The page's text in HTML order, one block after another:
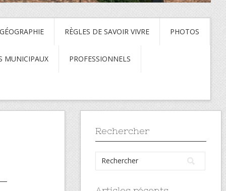
RÈGLES DE SAVOIR VIVRE PHOTOS
MUNICIPAUX PROFESSIONNELS
Rechercher